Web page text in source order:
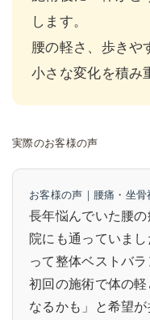
します。
腰の軽さ、歩きや
小さな変化を積み
実際のお客様の声
お客様の声｜腰痛・坐
長年悩んでいた腰
院にも通っていま
って整体ベストバラ
初回の施術で体の
なるかも」と希望